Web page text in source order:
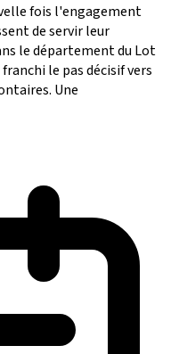
fois l'engagement
de servir leur
le département du Lot
le pas décisif vers
Une